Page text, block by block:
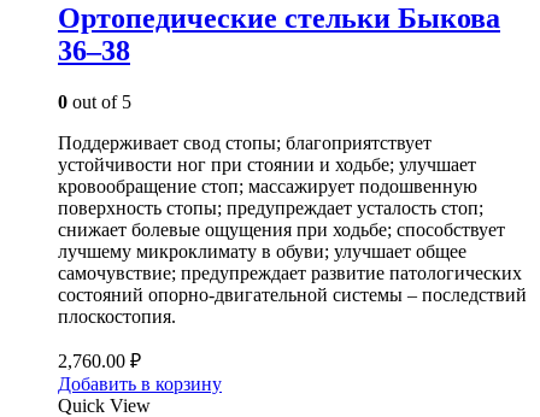
Ортопедические стельки Быкова
36–38
0 out of 5
Поддерживает свод стопы; благоприятствует
устойчивости ног при стоянии и ходьбе; улучшает
кровообращение стоп; массажирует подошвенную
поверхность стопы; предупреждает усталость стоп;
снижает болевые ощущения при ходьбе; способствует
лучшему микроклимату в обуви; улучшает общее
самочувствие; предупреждает развитие патологических
состояний опорно-двигательной системы – последствий
плоскостопия.
2,760.00 ₽
Добавить в корзину
Quick View